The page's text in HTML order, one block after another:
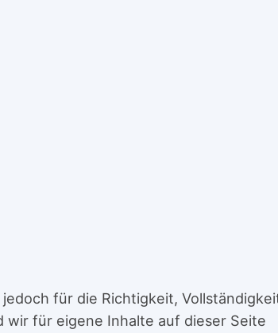
für die Richtigkeit,
wir für eigene Inhalte auf dieser Seite